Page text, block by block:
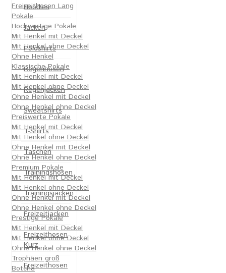
Freizeithosen Lang
Pokale
Hochwertige Pokale
Mit Henkel mit Deckel
Mit Henkel ohne Deckel
Ohne Henkel
Klassische Pokale
Mit Henkel mit Deckel
Mit Henkel ohne Deckel
Ohne Henkel mit Deckel
Ohne Henkel ohne Deckel
Preiswerte Pokale
Mit Henkel mit Deckel
Mit Henkel ohne Deckel
Ohne Henkel mit Deckel
Ohne Henkel ohne Deckel
Premium Pokale
Mit Henkel mit Deckel
Mit Henkel ohne Deckel
Ohne Henkel mit Deckel
Ohne Henkel ohne Deckel
Prestige Pokale
Mit Henkel mit Deckel
Mit Henkel ohne Deckel
Ohne Henkel ohne Deckel
Trophäen groß
Botcha
Hoodies
Jacken
Poloshirts
Regenhosen
Regenjacken
Sweatshirts
T-Shirts
Taschen
Trainingshosen
Trainingsjacken
Freizeitjacken
Freizeithosen
Kurz
Freizeithosen